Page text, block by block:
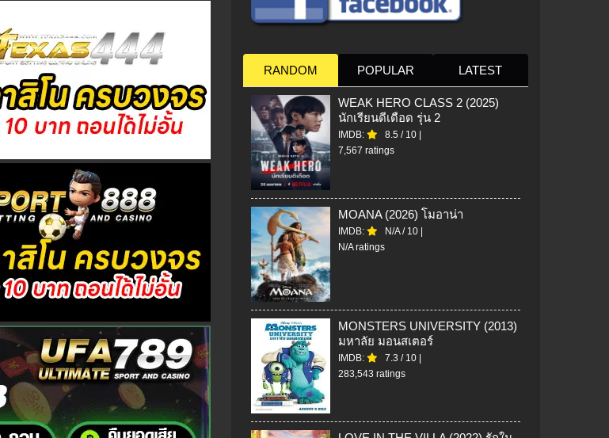
RANDOM POPULAR LATEST
WEAK HERO CLASS 2 (2025)
นักเรียนดีเดือด รุ่น 2
IMDB: 8.5 / 10
7,567 ratings
MOANA (2026) โมอาน่า
IMDB: N/A/ 10
N/A ratings
MONSTERS UNIVERSITY (2013)
มหาลัย มอนสเตอร์
IMDB: 7.3 / 10
283,543 ratings